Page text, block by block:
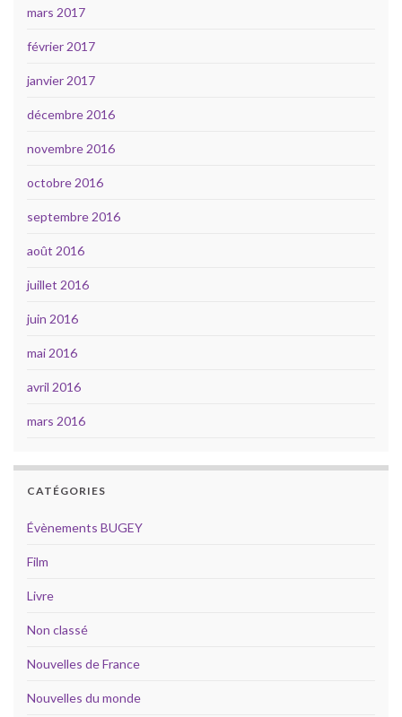
mars 2017
février 2017
janvier 2017
décembre 2016
novembre 2016
octobre 2016
septembre 2016
août 2016
juillet 2016
juin 2016
mai 2016
avril 2016
mars 2016
CATÉGORIES
Évènements BUGEY
Film
Livre
Non classé
Nouvelles de France
Nouvelles du monde